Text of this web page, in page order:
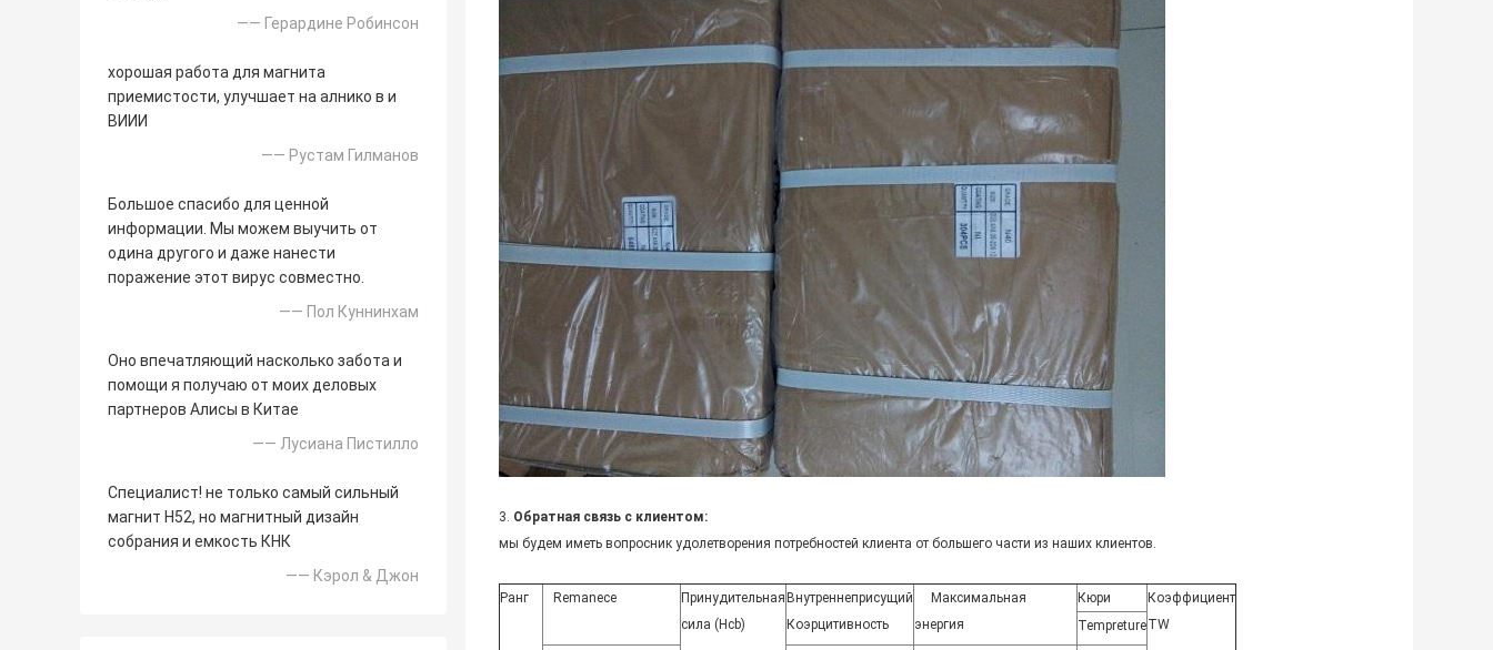
—— Герардине Робинсон
хорошая работа для магнита
приемистости, улучшает на алнико в и
ВИИИ
—— Рустам Гилманов
Большое спасибо для ценной
информации. Мы можем выучить от
одина другого и даже нанести
поражение этот вирус совместно.
—— Пол Куннинхам
Оно впечатляющий насколько забота и
помощи я получаю от моих деловых
партнеров Алисы в Китае
—— Лусиана Пистилло
Специалист! не только самый сильный
магнит Н52, но магнитный дизайн
собрания и емкость КНК
—— Кэрол & Джон
3. Обратная связь с клиентом:
мы будем иметь вопросник удолетворения потребностей клиента от большего части из наших клиентов.
Ранг Remanece
Принудительная
сила (Hcb)
Внутреннеприсущий
Коэрцитивность
Максимальная
энергия
Кюри
Коэффициент
TW
Tempreture